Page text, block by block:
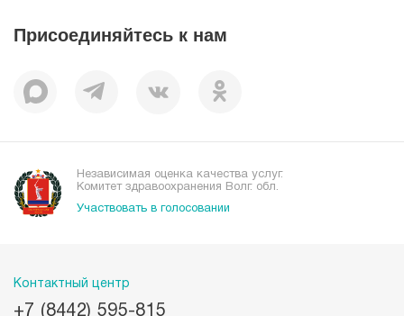
Пациентам
Присоединяйтесь к нам
Независимая оценка качества услуг.
Комитет здравоохранения Волг. обл.
Участвовать в голосовании
Контактный центр
+7 (8442) 595-815